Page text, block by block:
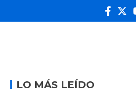
LO MÁS LEÍDO